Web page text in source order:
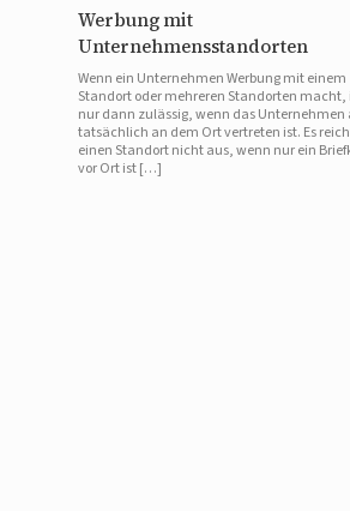
Werbung mit
Unternehmensstandorten
Wenn ein Unternehmen Werbung mit einem
Standort oder mehreren Standorten macht,
nur dann zulässig, wenn das Unternehmen
tatsächlich an dem Ort vertreten ist. Es
einen Standort nicht aus, wenn nur ein
vor Ort ist […]